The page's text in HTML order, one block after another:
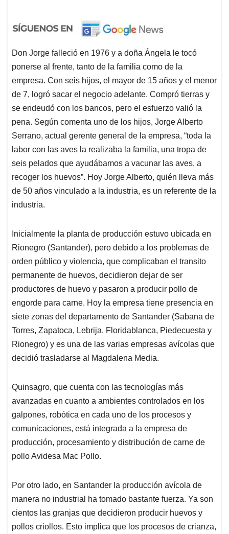
Don Jorge falleció en 1976 y a doña Ángela le tocó
ponerse al frente, tanto de la familia como de la
empresa. Con seis hijos, el mayor de 15 años y el menor
de 7, logró sacar el negocio adelante. Compró tierras y
se endeudó con los bancos, pero el esfuerzo valió la
pena. Según comenta uno de los hijos, Jorge Alberto
Serrano, actual gerente general de la empresa, “toda la
labor con las aves la realizaba la familia, una tropa de
seis pelados que ayudábamos a vacunar las aves, a
recoger los huevos”. Hoy Jorge Alberto, quién lleva más
de 50 años vinculado a la industria, es un referente de la
industria.
Inicialmente la planta de producción estuvo ubicada en
Rionegro (Santander), pero debido a los problemas de
orden público y violencia, que complicaban el transito
permanente de huevos, decidieron dejar de ser
productores de huevo y pasaron a producir pollo de
engorde para carne. Hoy la empresa tiene presencia en
siete zonas del departamento de Santander (Sabana de
Torres, Zapatoca, Lebrija, Floridablanca, Piedecuesta y
Rionegro) y es una de las varias empresas avícolas que
decidió trasladarse al Magdalena Media.
Quinsagro, que cuenta con las tecnologías más
avanzadas en cuanto a ambientes controlados en los
galpones, robótica en cada uno de los procesos y
comunicaciones, está integrada a la empresa de
producción, procesamiento y distribución de carne de
pollo Avidesa Mac Pollo.
Por otro lado, en Santander la producción avícola de
manera no industrial ha tomado bastante fuerza. Ya son
cientos las granjas que decidieron producir huevos y
pollos criollos. Esto implica que los procesos de crianza,